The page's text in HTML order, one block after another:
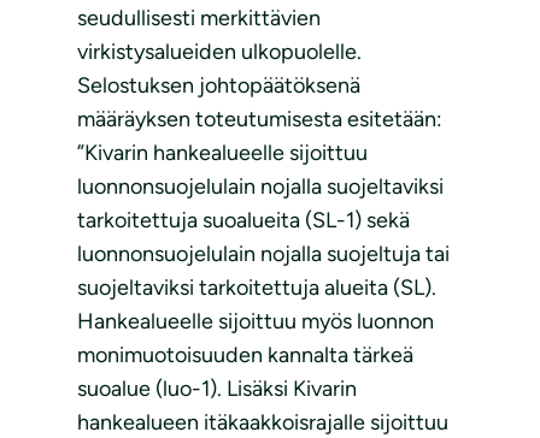
seudullisesti merkittävien
virkistysalueiden ulkopuolelle.
Selostuksen johtopäätöksenä
määräyksen toteutumisesta esitetään:
”Kivarin hankealueelle sijoittuu
luonnonsuojelulain nojalla suojeltaviksi
tarkoitettuja suoalueita (SL-1) sekä
luonnonsuojelulain nojalla suojeltuja tai
suojeltaviksi tarkoitettuja alueita (SL).
Hankealueelle sijoittuu myös luonnon
monimuotoisuuden kannalta tärkeä
suoalue (luo-1). Lisäksi Kivarin
hankealueen itäkaakkoisrajalle sijoittuu